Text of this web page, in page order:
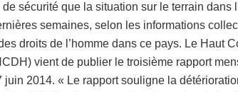
sécurité que la situation sur le terrain dans
semaines, selon les informations
droits de l’homme dans ce pays. Le Haut
vient de publier le troisième rapport
2014. « Le rapport souligne la